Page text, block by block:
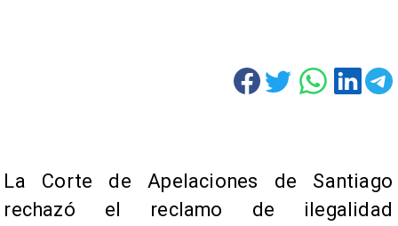
La Corte de Apelaciones de Santiago
rechazó el reclamo de ilegalidad